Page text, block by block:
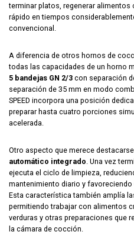
terminar platos, regenerar
rápido en tiempos
convencional.
A diferencia de otros hornos de
todas las capacidades de un horno
5 bandejas GN 2/3 con separación
separación de 35 mm en modo
SPEED incorpora una posición
preparar hasta cuatro porciones
acelerada.
Otro aspecto que merece
automático integrado. Una vez
ejecuta el ciclo de limpieza,
mantenimiento diario y
Esta característica también amplía
permitiendo trabajar con alimentos
verduras y otras preparaciones que
la cámara de cocción.